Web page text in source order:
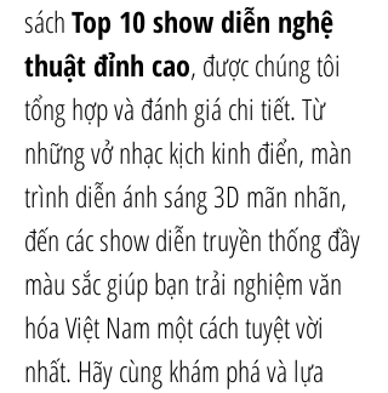
sách Top 10 show diễn nghệ
thuật đỉnh cao, được chúng tôi
tổng hợp và đánh giá chi tiết. Từ
những vở nhạc kịch kinh điển, màn
trình diễn ánh sáng 3D mãn nhãn,
đến các show diễn truyền thống đầy
màu sắc giúp bạn trải nghiệm văn
hóa Việt Nam một cách tuyệt vời
nhất. Hãy cùng khám phá và lựa